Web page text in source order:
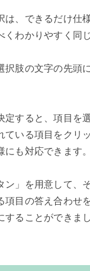
は、できるだけ仕
くわかりやすく同
択肢の文字の先頭
定すると、項目を
ている項目をクリ
も対応できます。
ン」を用意して、
項目の答え合わせ
ることができまし